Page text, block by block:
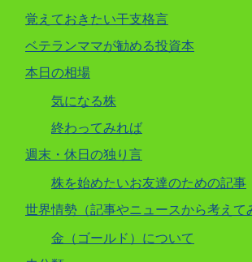
覚えておきたい干支格言
ベテランママが勧める投資本
本日の相場
気になる株
終わってみれば
週末・休日の独り言
株を始めたいお友達のための記事
世界情勢（記事やニュースから考えて
金（ゴールド）について